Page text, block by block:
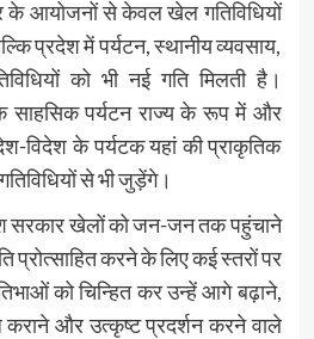
के आयोजनों से केवल खेल गतिविधियों
प्रदेश में पर्यटन, स्थानीय व्यवसाय,
को भी नई गति मिलती है।
साहसिक पर्यटन राज्य के रूप में और
विदेश के पर्यटक यहां की प्राकृतिक
से भी जुड़ेंगे।
सरकार खेलों को जन-जन तक पहुंचाने
करने के लिए कई स्तरों पर
को चिन्हित कर उन्हें आगे बढ़ाने,
कराने और उत्कृष्ट प्रदर्शन करने वाले